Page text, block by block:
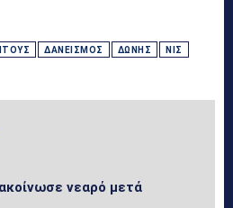
ΔΑΝΕΙΣΜΌΣ ΔΏΝΗΣ ΝΙΣ
νεαρό μετά